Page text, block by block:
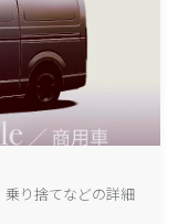
り捨てなどの詳細